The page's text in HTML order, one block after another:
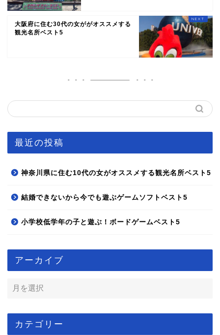
大阪府に住む30代の女ががオススメする
観光名所ベスト5
最近の投稿
神奈川県に住む10代の女がオススメする観光名所ベスト5
結婚できないから今でも遊ぶゲームソフトベスト5
小学校低学年の子と遊ぶ！ボードゲームベスト5
アーカイブ
カテゴリー